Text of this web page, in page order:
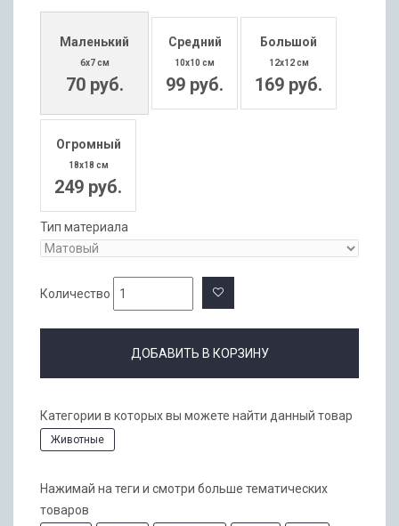
Маленький
6x7 см
70 руб.
Средний
10x10 см
99 руб.
Большой
12x12 см
169 руб.
Огромный
18x18 см
249 руб.
Тип материала
Количество
ДОБАВИТЬ В КОРЗИНУ
Категории в которых вы можете найти данный товар
Животные
Нажимай на теги и смотри больше тематических
товаров